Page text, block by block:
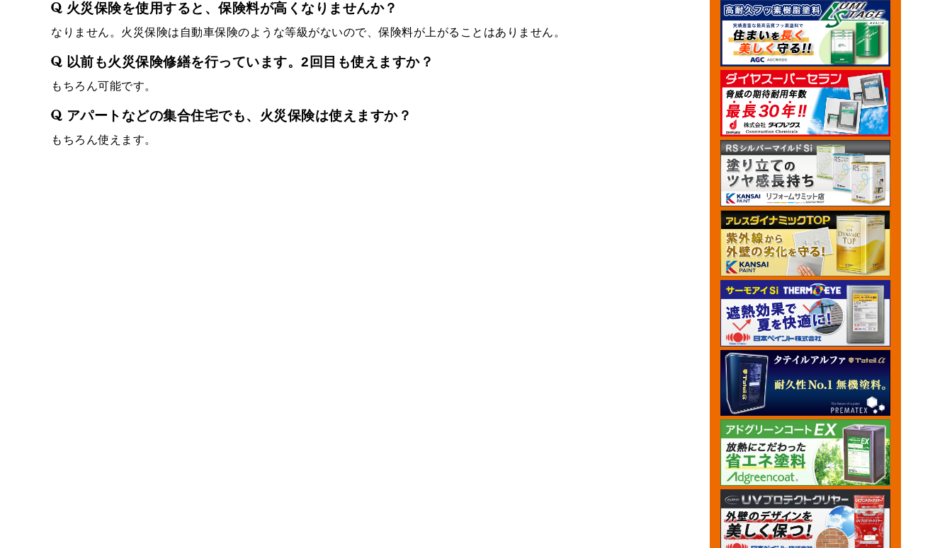
火災保険を使用すると、保険料が高くなりませんか？
なりません。火災保険は自動車保険のような等級がないので、保険料が上がることはありません。
以前も火災保険修繕を行っています。2回目も使えますか？
もちろん可能です。
アパートなどの集合住宅でも、火災保険は使えますか？
もちろん使えます。